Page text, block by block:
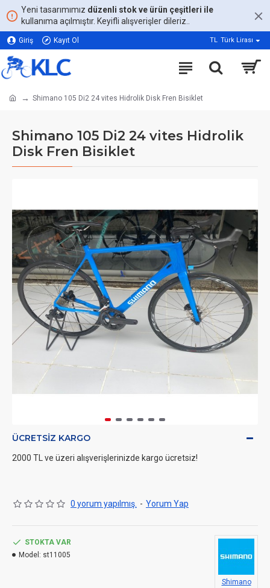
Yeni tasarımımız düzenli stok ve ürün çeşitleri ile
kullanıma açılmıştır. Keyifli alışverişler dileriz..
Giriş Kayıt Ol TL Türk Lirası
Shimano 105 Di2 24 vites Hidrolik Disk Fren Bisiklet
Shimano 105 Di2 24 vites Hidrolik
Disk Fren Bisiklet
ÜCRETSIZ KARGO
2000 TL ve üzeri alışverişlerinizde kargo ücretsiz!
0 yorum yapılmış. - Yorum Yap
STOKTA VAR
Model: st11005
Shimano